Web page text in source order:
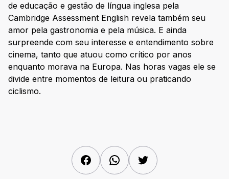
de educação e gestão de língua inglesa pela
Cambridge Assessment English revela também seu
amor pela gastronomia e pela música. E ainda
surpreende com seu interesse e entendimento sobre
cinema, tanto que atuou como crítico por anos
enquanto morava na Europa. Nas horas vagas ele se
divide entre momentos de leitura ou praticando
ciclismo.
FacebookWhatsAppTwitter